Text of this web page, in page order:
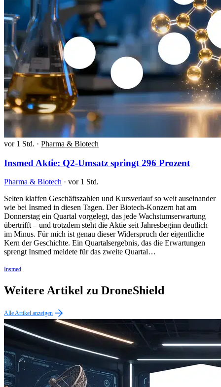
vor 1 Std. · Pharma & Biotech
Insmed Aktie: Q2-Umsatz springt 296 Prozent
Pharma & Biotech · vor 1 Std.
Selten klaffen Geschäftszahlen und Kursverlauf so weit auseinander
wie bei Insmed in diesen Tagen. Der Biotech-Konzern hat am
Donnerstag ein Quartal vorgelegt, das jede Wachstumserwartung
übertrifft – und trotzdem steht die Aktie seit Jahresbeginn deutlich
im Minus. Für mich ist genau dieser Widerspruch der eigentliche
Kern der Geschichte. Ein Quartalsergebnis, das die Erwartungen
sprengt Insmed meldete für das zweite Quartal…
Insmed
Weitere Artikel zu DroneShield
Alle Artikel anzeigen